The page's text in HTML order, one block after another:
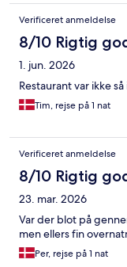
Verificeret anmeldelse
8/10 Rigtig
1. jun. 2026
Restaurant var ikke
Tim, rejse på 1 nat
Verificeret anmeldelse
8/10 Rigtig
23. mar. 2026
Var der blot på
men ellers fin
Per, rejse på 1 nat